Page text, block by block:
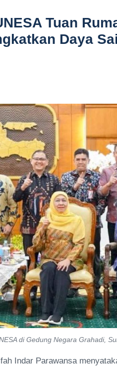
Tuan
Daya
di Gedung Negara Grahadi,
Indar Parawansa